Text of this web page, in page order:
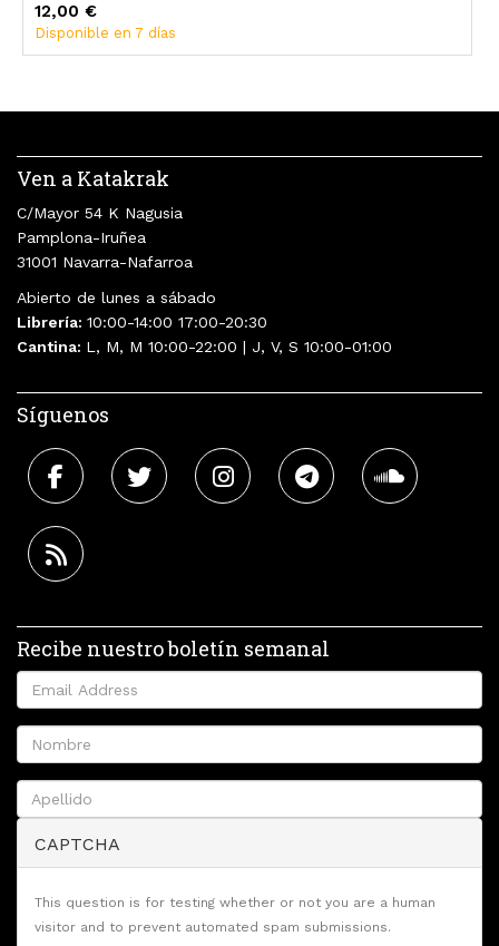
12,00 €
Disponible en 7 días
Ven a Katakrak
C/Mayor 54 K Nagusia
Pamplona-Iruñea
31001 Navarra-Nafarroa
Abierto de lunes a sábado
Librería: 10:00-14:00 17:00-20:30
Cantina: L, M, M 10:00-22:00 | J, V, S 10:00-01:00
Síguenos
Recibe nuestro boletín semanal
CAPTCHA
This question is for testing whether or not you are a human
visitor and to prevent automated spam submissions.